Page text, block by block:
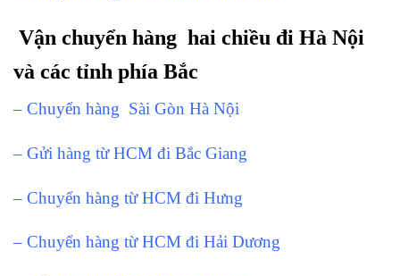
Vận chuyển hàng hai chiều đi Hà Nội
và các tỉnh phía Bắc
– Chuyển hàng Sài Gòn Hà Nội
– Gửi hàng từ HCM đi Bắc Giang
– Chuyển hàng từ HCM đi Hưng
– Chuyển hàng từ HCM đi Hải Dương